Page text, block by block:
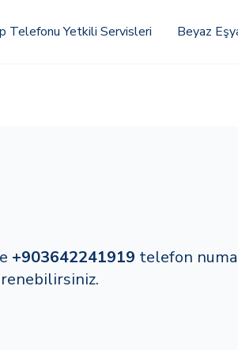
Telefonu Yetkili Servisleri Beyaz
+903642241919 telefon